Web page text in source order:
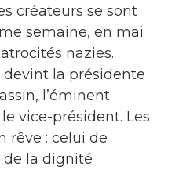
créateurs se sont
semaine, en mai
nazies.
devint la présidente
l’éminent
vice-président. Les
rêve : celui de
la dignité